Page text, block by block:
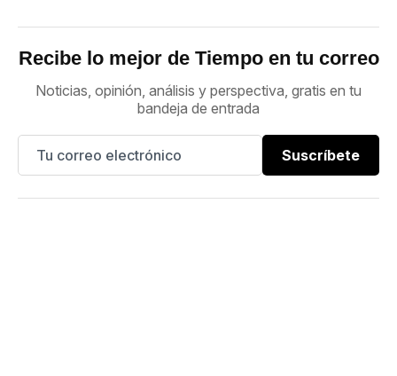
Recibe lo mejor de Tiempo en tu correo
Noticias, opinión, análisis y perspectiva, gratis en tu
bandeja de entrada
Suscríbete